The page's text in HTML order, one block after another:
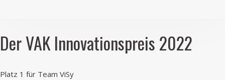
Der VAK Innovationspreis 2022
Platz 1 für Team ViSy